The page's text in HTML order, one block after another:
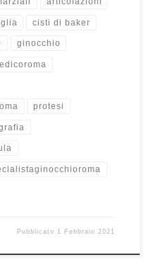
cisti di baker
ginocchio
protesi
Pubblicato 1 Febbraio 2021